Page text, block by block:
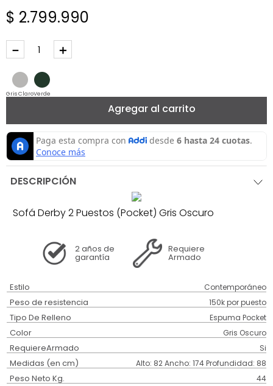
$ 2.799.990
＋
－
Gris ClaroVerde
Agregar al carrito
DESCRIPCIÓN
Sofá Derby 2 Puestos (Pocket) Gris Oscuro
2 años de
garantía
Requiere
Armado
Estilo Contemporáneo
Peso de resistencia 150k por puesto
Tipo De Relleno Espuma Pocket
Color Gris Oscuro
RequiereArmado Si
Medidas (en cm) Alto: 82 Ancho: 174 Profundidad: 88
Peso Neto Kg. 44